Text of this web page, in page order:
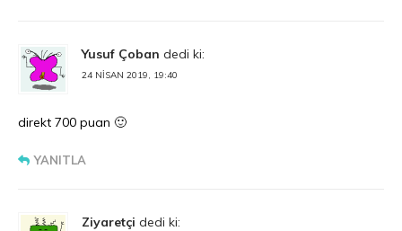
Yusuf Çoban dedi ki:
24 NISAN 2019, 19:40
direkt 700 puan 🙂
YANITLA
Ziyaretçi dedi ki: